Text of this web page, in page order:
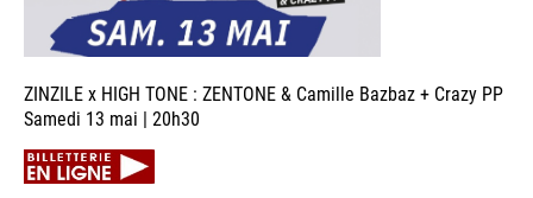
ZINZILE x HIGH TONE : ZENTONE & Camille Bazbaz + Crazy PP
Samedi 13 mai | 20h30